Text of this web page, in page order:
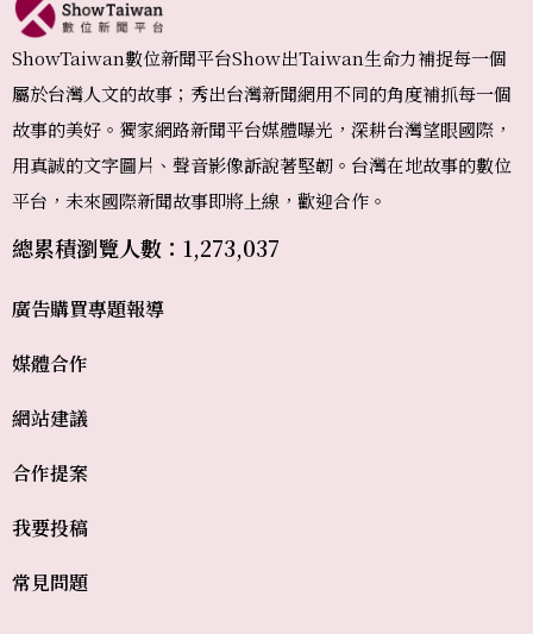
ShowTaiwan數位新聞平台Show出Taiwan生命力補捉每一個
屬於台灣人文的故事；秀出台灣新聞網用不同的角度補抓每一個
故事的美好。獨家網路新聞平台媒體曝光，深耕台灣望眼國際，
用真誠的文字圖片、聲音影像訴說著堅韌。台灣在地故事的數位
平台，未來國際新聞故事即將上線，歡迎合作。
總累積瀏覽人數：1,273,037
廣告購買
媒體合作
網站建議
合作提案
我要投稿
常見問題
專題報導